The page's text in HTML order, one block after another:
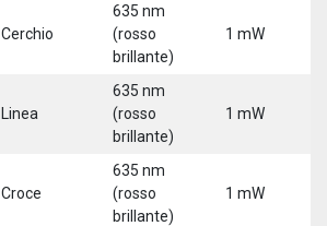
Cerchio
635 nm
(rosso
brillante)
1 mW
Linea
635 nm
(rosso
brillante)
1 mW
Croce
635 nm
(rosso
brillante)
1 mW